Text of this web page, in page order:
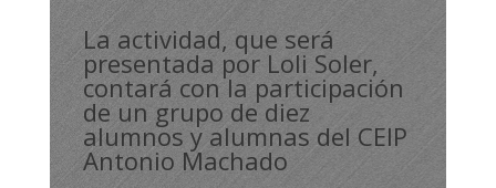
La actividad, que será
presentada por Loli Soler,
contará con la participación
de un grupo de diez
alumnos y alumnas del CEIP
Antonio Machado